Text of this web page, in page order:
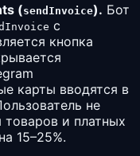
(sendInvoice). Бот
с
кнопка
карты вводятся в
не
товаров и платных
15–25%.